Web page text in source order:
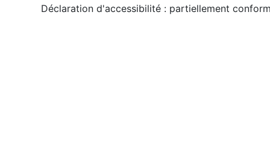
Déclaration d'accessibilité : partiellement